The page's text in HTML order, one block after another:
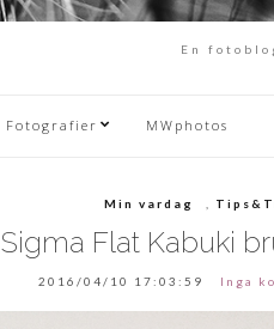
En
Fotografier MWphotos
Min vardag
Sigma Flat Kabuki
2016/04/10 17:03:59 Inga